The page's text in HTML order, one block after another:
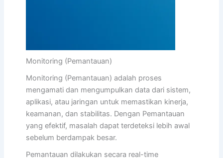
Monitoring (Pemantauan)
Monitoring (Pemantauan) adalah proses
mengamati dan mengumpulkan data dari sistem,
aplikasi, atau jaringan untuk memastikan kinerja,
keamanan, dan stabilitas. Dengan Pemantauan
yang efektif, masalah dapat terdeteksi lebih awal
sebelum berdampak besar.
Pemantauan dilakukan secara real-time